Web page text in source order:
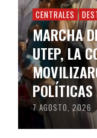
CENTRALES
MARCHA
UTEP, LA
7 AGOSTO, 2026